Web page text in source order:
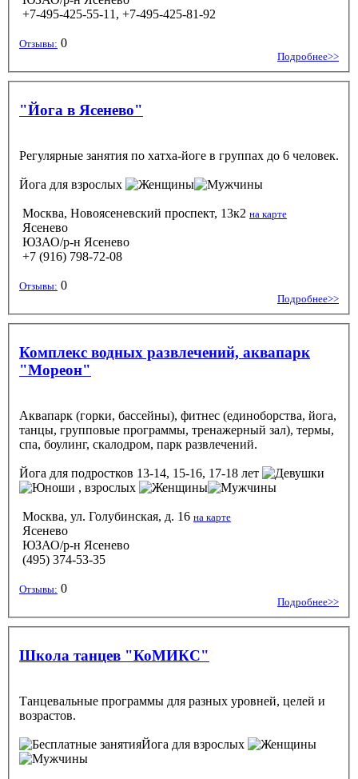
+7-495-425-55-11, +7-495-425-81-92
Отзывы: 0
Подробнее>>
"Йога в Ясенево"
Регулярные занятия по хатха-йоге в группах до 6 человек.
Йога для взрослых
Москва, Новоясеневский проспект, 13к2 на карте
Ясенево
ЮЗАО/р-н Ясенево
+7 (916) 798-72-08
Отзывы: 0
Подробнее>>
Комплекс водных развлечений, аквапарк
"Мореон"
Аквапарк (горки, бассейны), фитнес (единоборства, йога,
танцы, групповые программы, тренажерный зал), термы,
спа, боулинг, скалодром, парк развлечений.
Йога для подростков 13-14, 15-16, 17-18 лет
, взрослых
Москва, ул. Голубинская, д. 16 на карте
Ясенево
ЮЗАО/р-н Ясенево
(495) 374-53-35
Отзывы: 0
Подробнее>>
Школа танцев "КоМИКС"
Танцевальные программы для разных уровней, целей и
возрастов.
Йога для взрослых